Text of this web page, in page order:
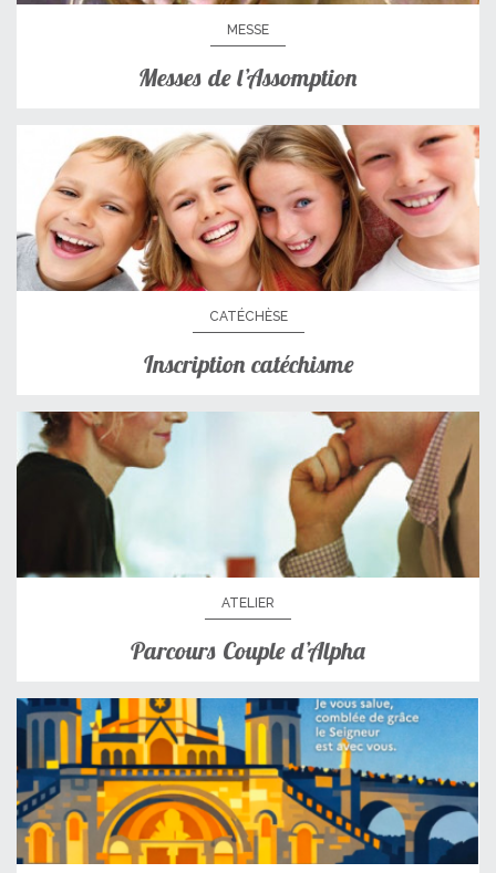
MESSE
Messes de l’Assomption
CATÉCHÈSE
Inscription catéchisme
ATELIER
Parcours Couple d’Alpha